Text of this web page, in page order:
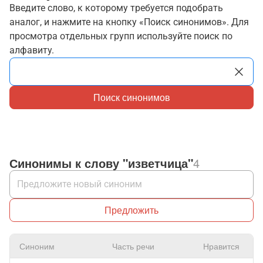
Введите слово, к которому требуется подобрать
аналог, и нажмите на кнопку «Поиск синонимов». Для
просмотра отдельных групп используйте поиск по
алфавиту.
Поиск синонимов
Синонимы к слову "изветчица"4
Предложить
Синоним Часть речи Нравится